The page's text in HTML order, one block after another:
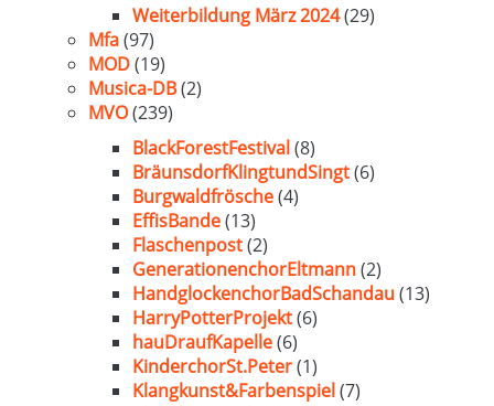
Weiterbildung März 2024(29)
Mfa(97)
MOD(19)
Musica-DB(2)
MVO(239)
BlackForestFestival(8)
BräunsdorfKlingtundSingt(6)
Burgwaldfrösche(4)
EffisBande(13)
Flaschenpost(2)
GenerationenchorEltmann(2)
HandglockenchorBadSchandau(13)
HarryPotterProjekt(6)
hauDraufKapelle(6)
KinderchorSt.Peter(1)
Klangkunst&Farbenspiel(7)